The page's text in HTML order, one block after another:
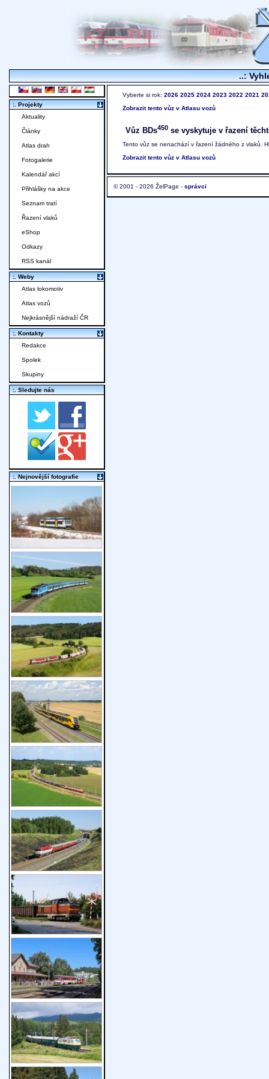
..:
Vyberte si rok: 2026 2025 2024 2023 2022 2021
Zobrazit tento vůz v Atlasu vozů
Vůz BDs450 se vyskytuje v řazení
Tento vůz se nenachází v řazení žádného z vlaků.
Zobrazit tento vůz v Atlasu vozů
© 2001 - 2026 ŽelPage - správci
:. Projekty
Aktuality
Články
Atlas drah
Fotogalerie
Kalendář akcí
Přihlášky na akce
Seznam tratí
Řazení vlaků
eShop
Odkazy
RSS kanál
:. Weby
Atlas lokomotiv
Atlas vozů
Nejkrásnější nádraží ČR
:. Kontakty
Redakce
Spolek
Skupiny
:. Sledujte nás
:. Nejnovější fotografie